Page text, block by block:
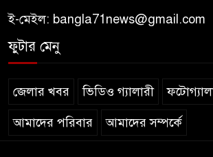
ই-মেইল: bangla71news@gmail.com
ফুটার মেনু
জেলার খবর ভিডিও গ্যালারী
আমাদের পরিবার আমাদের সম্পর্কে